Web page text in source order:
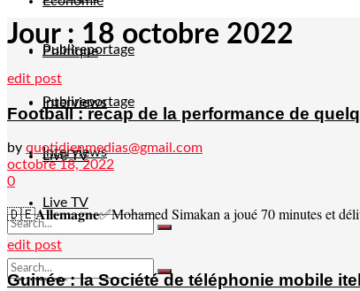
Publireportage
Interviews
Live TV
No Result
Politique
Publireportage
Interviews
Live TV
Jour : 18 octobre 2022
edit post
Football : recap de la performance de
by quotidienmedias@gmail.com
octobre 18, 2022
0
🇩🇪𝐀𝐥𝐥𝐞𝐦𝐚𝐠𝐧𝐞✅Mohamed Simakan a joué 70 minutes et
edit post
Guinée : la Société de téléphonie mobile